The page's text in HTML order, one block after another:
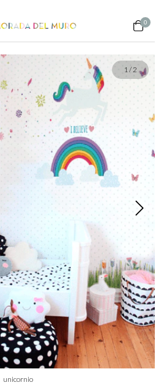
0
1/2
unicornio